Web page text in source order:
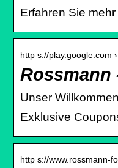
Erfahren Sie
http s://play.google.com
Rossmann
Unser
Exklusive
http s://www.rossmann-